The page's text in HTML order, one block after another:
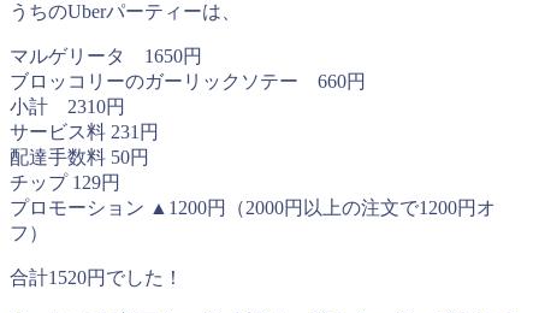
うちのUberパーティーは、
マルゲリータ 1650円
ブロッコリーのガーリックソテー 660円
小計 2310円
サービス料 231円
配達手数料 50円
チップ 129円
プロモーション ▲1200円（2000円以上の注文で1200円オ
フ）
合計1520円でした！